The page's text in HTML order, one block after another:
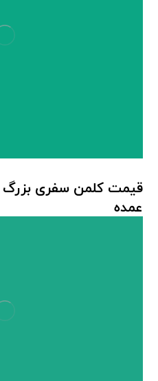
قیمت کلمن سفری بزرگ
عمده